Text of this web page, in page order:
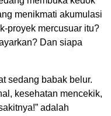
menikmati akumulasi
proyek mercusuar itu?
Dan siapa
sedang babak belur.
kesehatan mencekik,
adalah